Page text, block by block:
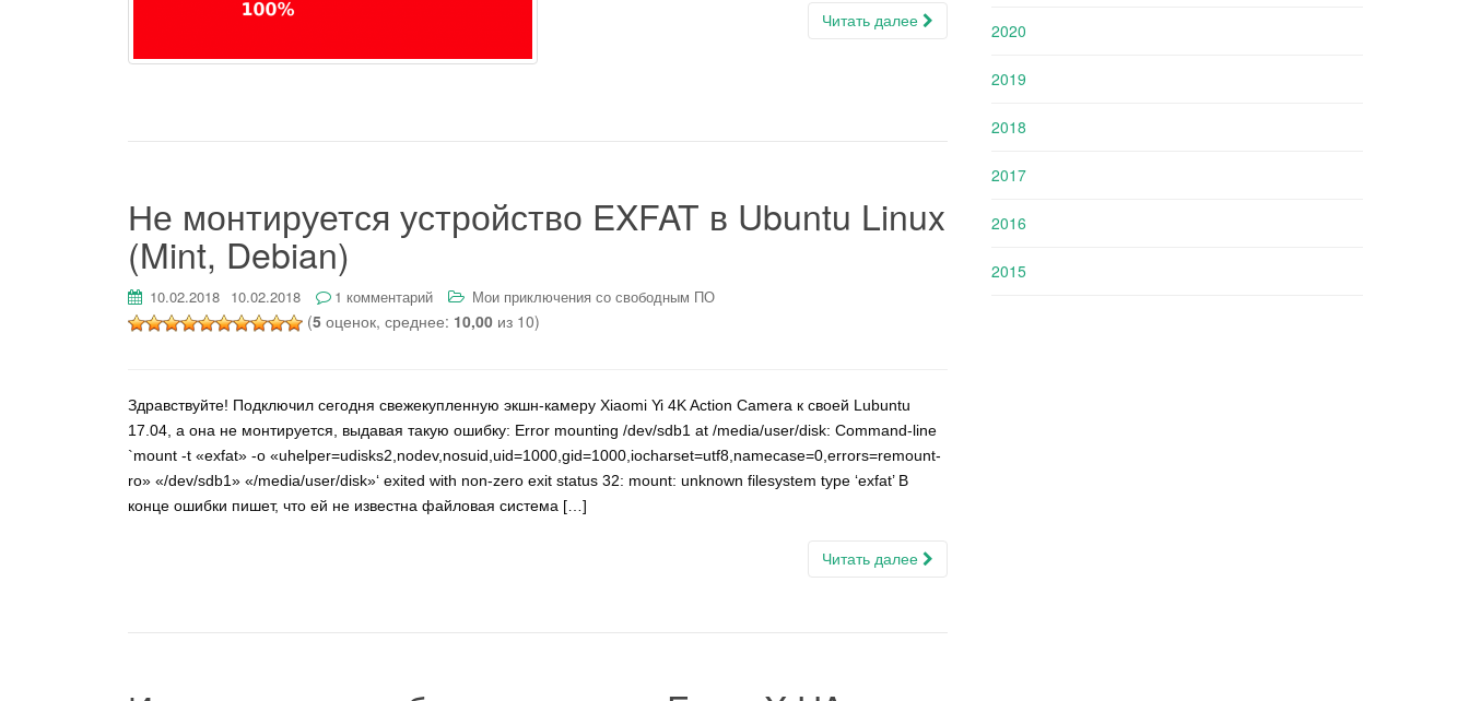
Читать далее
Не монтируется устройство EXFAT в Ubuntu Linux
(Mint, Debian)
10.02.2018 10.02.2018 1 комментарий Мои приключения со свободным ПО
(5 оценок, среднее: 10,00 из 10)
Здравствуйте! Подключил сегодня свежекупленную экшн-камеру Xiaomi Yi 4K Action Camera к своей Lubuntu
17.04, а она не монтируется, выдавая такую ошибку: Error mounting /dev/sdb1 at /media/user/disk: Command-line
`mount -t «exfat» -o «uhelper=udisks2,nodev,nosuid,uid=1000,gid=1000,iocharset=utf8,namecase=0,errors=remount-
ro» «/dev/sdb1» «/media/user/disk»‘ exited with non-zero exit status 32: mount: unknown filesystem type ‘exfat’ В
конце ошибки пишет, что ей не известна файловая система […]
Читать далее
2020
2019
2018
2017
2016
2015